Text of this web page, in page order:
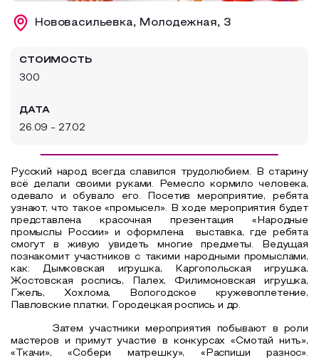
Образовательный туризм
Нововасильевка, Молодежная, 3
СТОИМОСТЬ
300
ДАТА
26.09 - 27.02
Русский народ всегда славился трудолюбием. В старину
всё делали своими руками. Ремесло кормило человека,
одевало и обувало его. Посетив мероприятие, ребята
узнают, что такое «промысел». В ходе мероприятия будет
представлена красочная презентация «Народные
промыслы России» и оформлена выставка, где ребята
смогут в живую увидеть многие предметы. Ведущая
познакомит участников с такими народными промыслами,
как: Дымковская игрушка, Каргопольская игрушка,
Жостовская роспись, Палех, Филимоновская игрушка,
Гжель, Хохлома, Вологодское кружевоплетение,
Павловские платки, Городецкая роспись и др.
Затем участники мероприятия побывают в роли
мастеров и примут участие в конкурсах «Смотай нить»,
«Ткачи», «Собери матрешку», «Распиши разнос».